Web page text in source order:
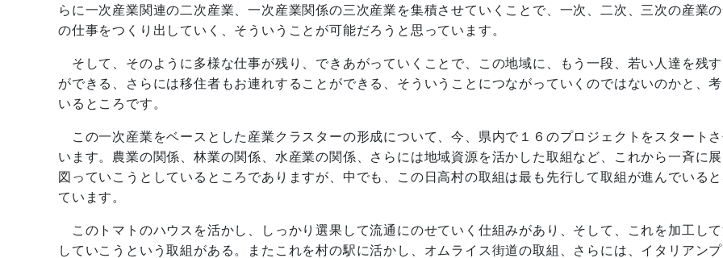
らに一次産業関連の二次産業、一次産業関係の三次産業を集積させていくことで、一次、二次、三次の産業
の仕事をつくり出していく、そういうことが可能だろうと思っています。
そして、そのように多様な仕事が残り、できあがっていくことで、この地域に、もう一段、若い人達を残
ができる、さらには移住者もお連れすることができる、そういうことにつながっていくのではないのかと、
いるところです。
この一次産業をベースとした産業クラスターの形成について、今、県内で１６のプロジェクトをスタート
います。農業の関係、林業の関係、水産業の関係、さらには地域資源を活かした取組など、これから一斉に
図っていこうとしているところでありますが、中でも、この日高村の取組は最も先行して取組が進んでいる
ています。
このトマトのハウスを活かし、しっかり選果して流通にのせていく仕組みがあり、そして、これを加工し
していこうという取組がある。またこれを村の駅に活かし、オムライス街道の取組、さらには、イタリアン